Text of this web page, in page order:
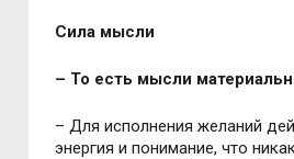
Сила мысли
– То есть мысли
– Для исполнения желаний
энергия и понимание, что